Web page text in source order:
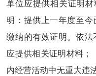
单位应提供相关证明
明：提供上一年度至
缴纳的有效证明。依
应提供相关证明材料；
内经营活动中无重大违